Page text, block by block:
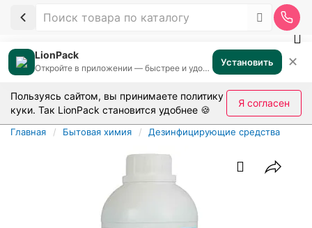
LionPack
Откройте в приложении — быстрее и удобнее Установить ✕
Пользуясь сайтом, вы принимаете политику
куки. Так LionPack становится удобнее 🍪
Я согласен
Главная Бытовая химия Дезинфицирующие средства